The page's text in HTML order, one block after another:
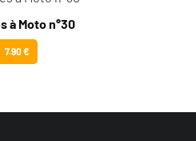
à Moto n°30
7.90 €